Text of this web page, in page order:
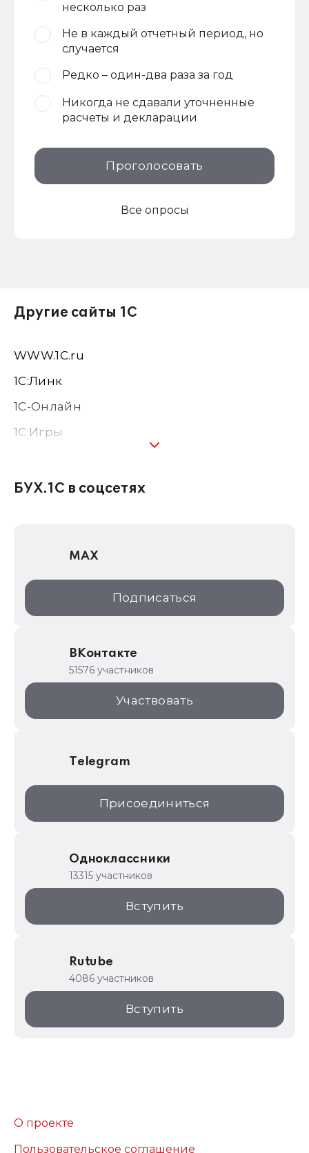
несколько раз
Не в каждый отчетный период, но
случается
Редко – один-два раза за год
Никогда не сдавали уточненные
расчеты и декларации
Проголосовать
Все опросы
Другие сайты 1С
WWW.1С.ru
1С:Линк
1С-Онлайн
1C:Игры
1С:Консалтинг
1С:Дистрибьюция
1С:Образование
ИТС.1C.ru
1С:Торговая площадка
БУХ.1С в соцсетях
MAX
Подписаться
ВКонтакте
51576 участников
Участвовать
Telegram
Присоединиться
Одноклассники
13315 участников
Вступить
Rutube
4086 участников
Вступить
О проекте
Пользовательское соглашение